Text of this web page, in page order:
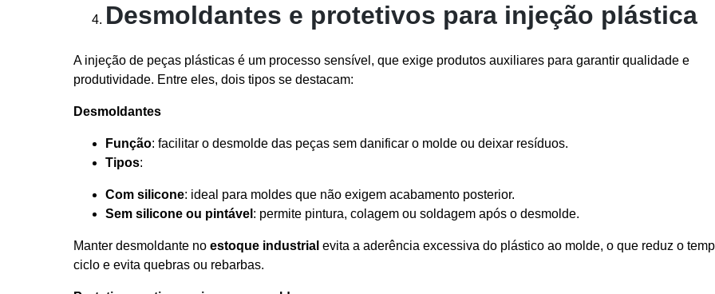
Desmoldantes e protetivos para injeção plástica
A injeção de peças plásticas é um processo sensível, que exige produtos auxiliares para garantir qualidade e
produtividade. Entre eles, dois tipos se destacam:
Desmoldantes
Função: facilitar o desmolde das peças sem danificar o molde ou deixar resíduos.
Tipos:
Com silicone: ideal para moldes que não exigem acabamento posterior.
Sem silicone ou pintável : permite pintura, colagem ou soldagem após o desmolde.
Manter desmoldante no estoque industrial evita a aderência excessiva do plástico ao molde, o que reduz o
ciclo e evita quebras ou rebarbas.